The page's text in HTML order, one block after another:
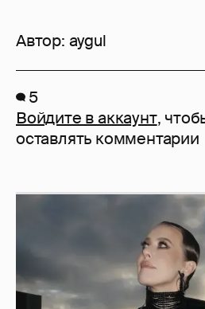
Автор: aygul
5
Войдите в аккаунт,
оставлять комментарии